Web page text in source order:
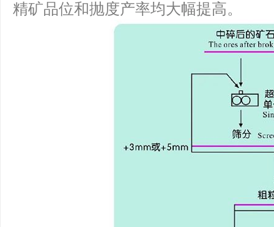
精矿品位和抛度产率均大幅提高。